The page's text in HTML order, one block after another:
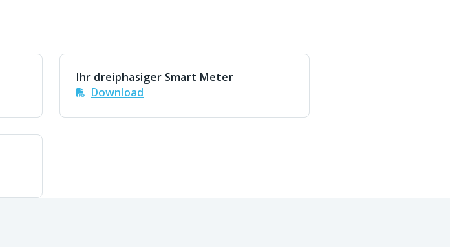
Ihr dreiphasiger Smart Meter
Download